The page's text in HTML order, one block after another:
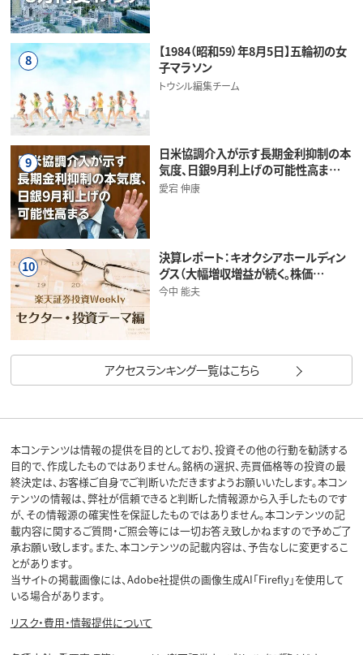
8
【1984（昭和59）年8月5日】五輪初の女
子マラソン
トウシル編集チーム
9
日米協調介入が示す長期金利抑制の本
気度、日銀9月利上げの可能性高ま…
愛宕 伸康
10
決算レポート：キオクシアホールディン
グス（大幅増収増益が続く。株価…
今中 能夫
アクセスランキング一覧はこちら
本コンテンツは情報の提供を目的としており、投資その他の行動を勧誘する
目的で、作成したものではありません。銘柄の選択、売買価格等の投資の最
終決定は、お客様ご自身でご判断いただきますようお願いいたします。本コン
テンツの情報は、弊社が信頼できると判断した情報源から入手したものです
が、その情報源の確実性を保証したものではありません。本コンテンツの記
載内容に関するご質問・ご照会等には一切お答え致しかねますので予めご了
承お願い致します。また、本コンテンツの記載内容は、予告なしに変更するこ
とがあります。
当サイトの掲載画像には、Adobe社提供の画像生成AI「Firefly」を使用して
いる場合があります。
リスク・費用・情報提供について